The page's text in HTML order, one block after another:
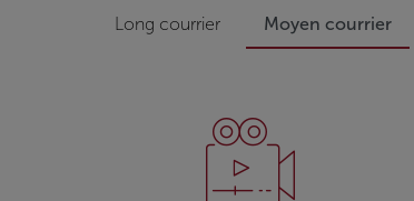
Long courrier Moyen courrier